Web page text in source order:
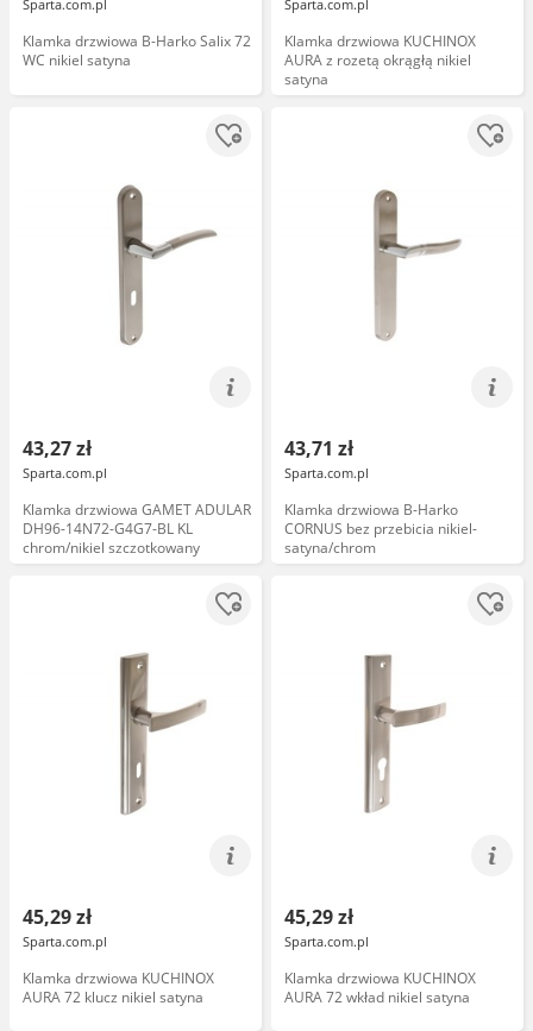
Sparta.com.pl
Klamka drzwiowa B-Harko Salix 72
WC nikiel satyna
Sparta.com.pl
Klamka drzwiowa KUCHINOX
AURA z rozetą okrągłą nikiel
satyna
43,27 zł
Sparta.com.pl
Klamka drzwiowa GAMET ADULAR
DH96-14N72-G4G7-BL KL
chrom/nikiel szczotkowany
43,71 zł
Sparta.com.pl
Klamka drzwiowa B-Harko
CORNUS bez przebicia nikiel-
satyna/chrom
45,29 zł
Sparta.com.pl
Klamka drzwiowa KUCHINOX
AURA 72 klucz nikiel satyna
45,29 zł
Sparta.com.pl
Klamka drzwiowa KUCHINOX
AURA 72 wkład nikiel satyna